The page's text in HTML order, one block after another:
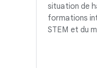
situation de
formations
STEM et du